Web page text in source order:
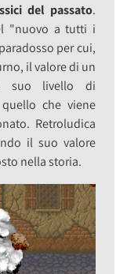
del passato.
"nuovo a tutti i
per cui,
il valore di un
suo livello di
che viene
Retroludica
il suo valore
nella storia.